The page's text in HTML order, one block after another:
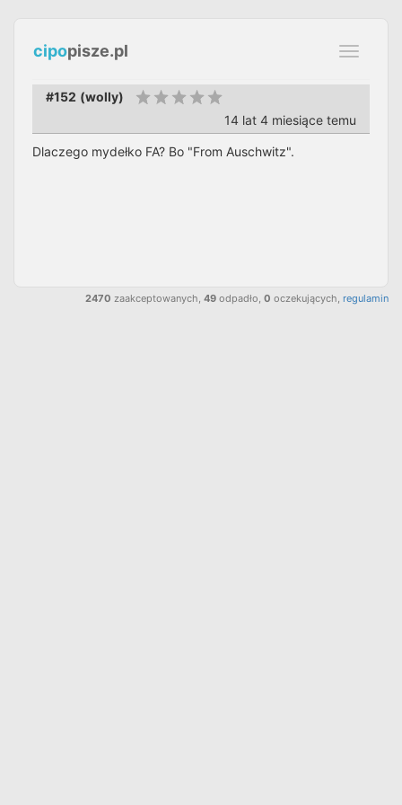
Toggle
cipopisze.pl
#152 (wolly)
14 lat 4 miesiące temu
Dlaczego mydełko FA? Bo "From Auschwitz".
2470 zaakceptowanych, 49 odpadło, 0 oczekujących, regulamin